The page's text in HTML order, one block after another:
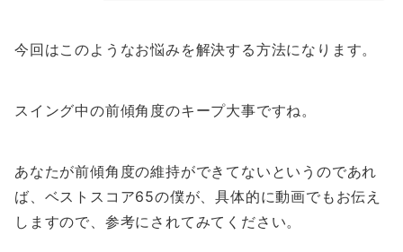
今回はこのようなお悩みを解決する方法になります。
スイング中の前傾角度のキープ大事ですね。
あなたが前傾角度の維持ができてないというのであれ
ば、ベストスコア65の僕が、具体的に動画でもお伝え
しますので、参考にされてみてください。